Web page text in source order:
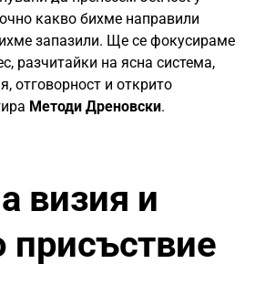
какво бихме направили
запазили. Ще се фокусираме
разчитайки на ясна система,
отговорност и открито
Методи Дреновски.
визия и
присъствие